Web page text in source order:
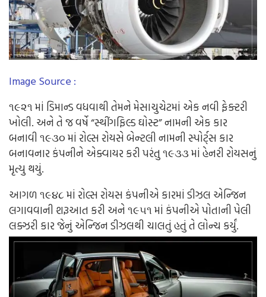
Image Source :
૧૯૨૧માં ડિમાન્ડવધવાથીતેમનેમેસાચુચેટમાં એકનવી ફેક્ટરી
ખોલી. અનેતેજવર્ષે“સ્થીંગફિલ્ડઘોસ્ટ”નામની એક કાર
બનાવી૧૯૩૦માંરોલ્સરોયસેબેન્ટલીનામનીસ્પોર્ટ્સ કાર
બનાવનાર કંપનીને એક્વાયર કરીપરંતુ૧૯૩૩માંહેનરીરોયસનું
મૃત્યુથયું.
આગળ૧૯૪૮માંરોલ્સરોયસ કંપનીએ કારમાંડીઝલ એન્જિન
લગાવવાનીશરૂઆત કરી અને૧૯૫૧માં કંપનીએપોતાનીપેલી
લક્ઝરી કારજેનુંએન્જિનડીઝલથી ચાલતુંહતુંતેલોન્ચ કર્યું.